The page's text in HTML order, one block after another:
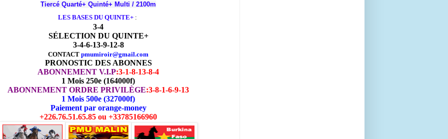
Tiercé Quarté+ Quinté+ Multi / 2100m
LES BASES DU QUINTE+ :
3-4
SÉLECTION DU QUINTE+
3-4-6-13-9-12-8
CONTACT pmumiroir@gmail.com
PRONOSTIC DES ABONNES
ABONNEMENT V.I.P:3-1-8-13-8-4
1 Mois 250e (164000f)
ABONNEMENT ORDRE PRIVILÈGE:3-8-1-6-9-13
1 Mois 500e (327000f)
Paiement par orange-money
+226.76.51.65.85 ou +33785166960